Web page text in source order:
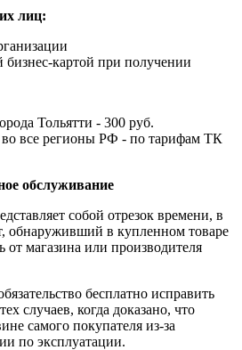
лиц:
бизнес-картой при получении
Тольятти - 300 руб.
все регионы РФ - по тарифам ТК
обслуживание
собой отрезок времени, в
обнаруживший в купленном товаре
от магазина или производителя
бесплатно исправить
случаев, когда доказано, что
самого покупателя из-за
по эксплуатации.